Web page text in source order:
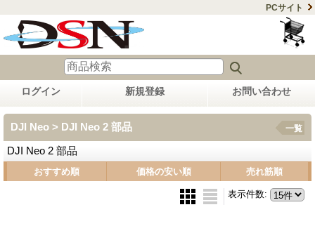
PCサイト
ログイン 新規登録 お問い合わせ
DJI Neo > DJI Neo 2 部品
DJI Neo 2 部品
一覧
おすすめ順 価格の安い順 売れ筋順
表示件数: